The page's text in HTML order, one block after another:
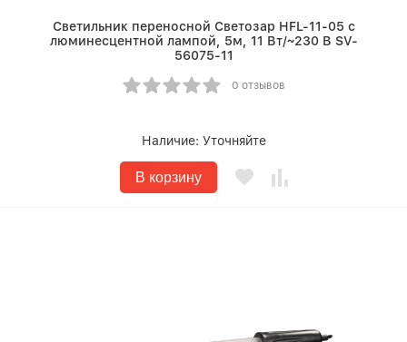
Светильник переносной Светозар HFL-11-05 с
люминесцентной лампой, 5м, 11 Вт/~230 В SV-
56075-11
0 отзывов
Наличие: Уточняйте
В корзину